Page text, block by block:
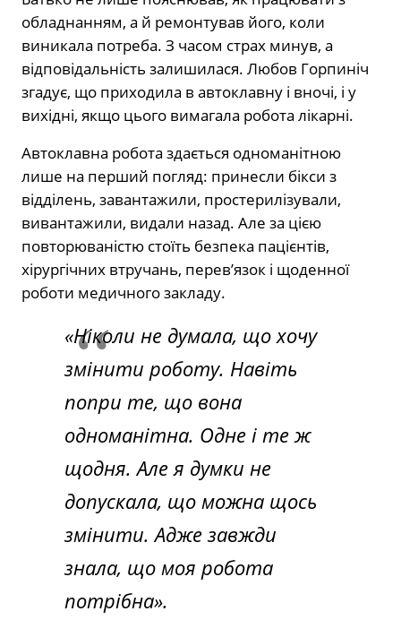
обладнанням, а й ремонтував його, коли
виникала потреба. З часом страх минув, а
відповідальність залишилася. Любов Горпиніч
згадує, що приходила в автоклавну і вночі, і у
вихідні, якщо цього вимагала робота лікарні.
Автоклавна робота здається одноманітною
лише на перший погляд: принесли бікси з
відділень, завантажили, простерилізували,
вивантажили, видали назад. Але за цією
повторюваністю стоїть безпека пацієнтів,
хірургічних втручань, перев’язок і щоденної
роботи медичного закладу.
«Ніколи не думала, що хочу
змінити роботу. Навіть
попри те, що вона
одноманітна. Одне і те ж
щодня. Але я думки не
допускала, що можна щось
змінити. Адже завжди
знала, що моя робота
потрібна».